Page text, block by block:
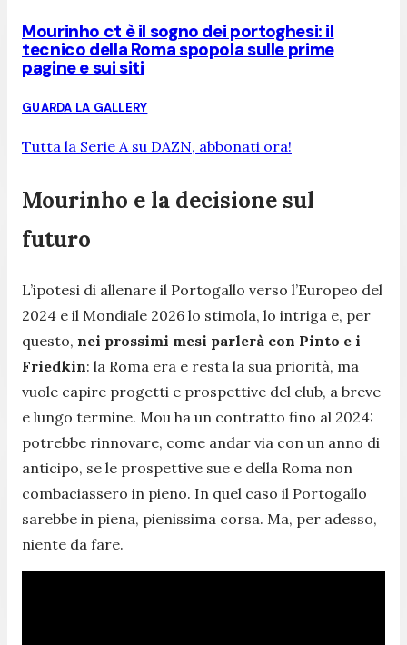
Mourinho ct è il sogno dei portoghesi: il
tecnico della Roma spopola sulle prime
pagine e sui siti
GUARDA LA GALLERY
Tutta la Serie A su DAZN, abbonati ora!
Mourinho e la decisione sul
futuro
L’ipotesi di allenare il Portogallo verso l’Europeo del
2024 e il Mondiale 2026 lo stimola, lo intriga e, per
questo, nei prossimi mesi parlerà con Pinto e i
Friedkin: la Roma era e resta la sua priorità, ma
vuole capire progetti e prospettive del club, a breve
e lungo termine. Mou ha un contratto fino al 2024:
potrebbe rinnovare, come andar via con un anno di
anticipo, se le prospettive sue e della Roma non
combaciassero in pieno. In quel caso il Portogallo
sarebbe in piena, pienissima corsa. Ma, per adesso,
niente da fare.